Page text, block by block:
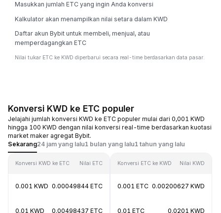
Masukkan jumlah ETC yang ingin Anda konversi
Kalkulator akan menampilkan nilai setara dalam KWD
Daftar akun Bybit untuk membeli, menjual, atau
memperdagangkan ETC
Nilai tukar ETC ke KWD diperbarui secara real-time berdasarkan data pasar.
Konversi KWD ke ETC populer
Jelajahi jumlah konversi KWD ke ETC populer mulai dari 0,001 KWD
hingga 100 KWD dengan nilai konversi real-time berdasarkan kuotasi
market maker agregat Bybit.
Sekarang24 jam yang lalu1 bulan yang lalu1 tahun yang lalu
Konversi KWD ke ETC Nilai ETC
0.001 KWD 0.00049844 ETC
0.01 KWD 0.00498437 ETC
Konversi ETC ke KWD Nilai KWD
0.001 ETC 0.00200627 KWD
0.01 ETC 0.0201 KWD